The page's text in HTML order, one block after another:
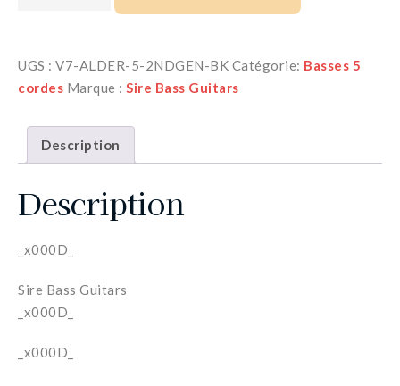
UGS : V7-ALDER-5-2NDGEN-BK Catégorie: Basses 5
cordes Marque : Sire Bass Guitars
Description
Description
_x000D_
Sire Bass Guitars
_x000D_
_x000D_